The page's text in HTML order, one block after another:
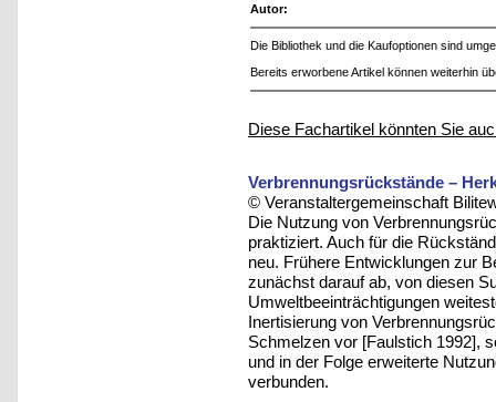
Autor:
Die Bibliothek und die Kaufoptionen sind
Bereits erworbene Artikel können weiterhin
Diese Fachartikel könnten Sie
Verbrennungsrückstände –
© Veranstaltergemeinschaft
Die Nutzung von
praktiziert. Auch für die
neu. Frühere Entwicklungen zur
zunächst darauf ab, von diesen
Umweltbeeinträchtigungen
Inertisierung von
Schmelzen vor [Faulstich 1992],
und in der Folge erweiterte
verbunden.